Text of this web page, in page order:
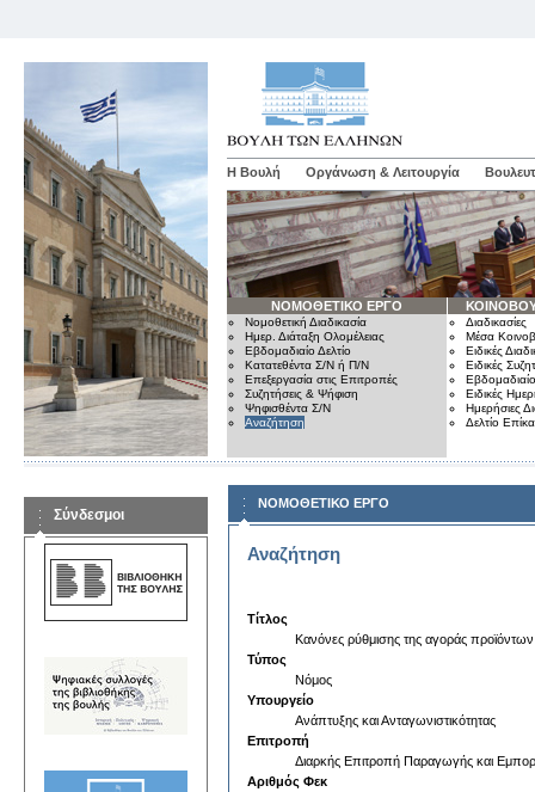
Η Βουλή Οργάνωση & Λειτουργία
ΝΟΜΟΘΕΤΙΚΟ ΕΡΓΟ
Νομοθετική Διαδικασία
Ημερ. Διάταξη Ολομέλειας
Εβδομαδιαίο Δελτίο
Κατατεθέντα Σ/Ν ή Π/Ν
Επεξεργασία στις Επιτροπές
Συζητήσεις & Ψήφιση
Ψηφισθέντα Σ/Ν
Αναζήτηση
Διαδικασίες
Μέσα
Ειδικές
Ειδικές
Εβδομαδιαίο
Ειδικές
Ημερήσιες
Δελτίο
Σύνδεσμοι
ΝΟΜΟΘΕΤΙΚΟ ΕΡΓΟ
Αναζήτηση
Τίτλος
Kανόνες ρύθμισης της αγοράς
Τύπος
Νόμος
Υπουργείο
Ανάπτυξης και Ανταγωνιστικότητας
Επιτροπή
Διαρκής Επιτροπή Παραγωγής και
Αριθμός Φεκ